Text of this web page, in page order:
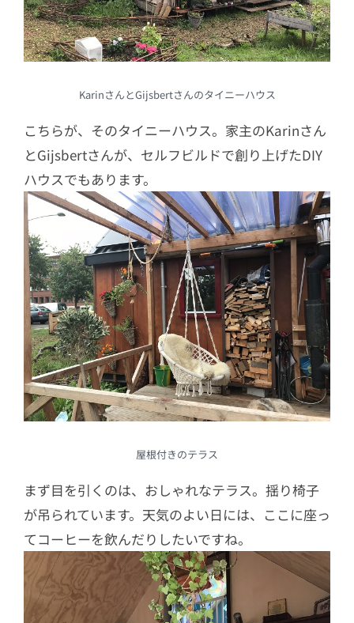
KarinさんとGijsbertさんのタイニーハウス
こちらが、そのタイニーハウス。家主のKarinさん
とGijsbertさんが、セルフビルドで創り上げたDIY
ハウスでもあります。
屋根付きのテラス
まず目を引くのは、おしゃれなテラス。揺り椅子
が吊られています。天気のよい日には、ここに座っ
てコーヒーを飲んだりしたいですね。